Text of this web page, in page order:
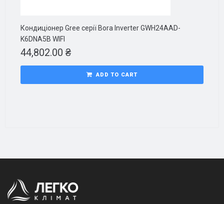
Кондиціонер Gree серії Bora Inverter GWH24AAD-
K6DNA5B WIFI
44,802.00 ₴
ADD TO CART